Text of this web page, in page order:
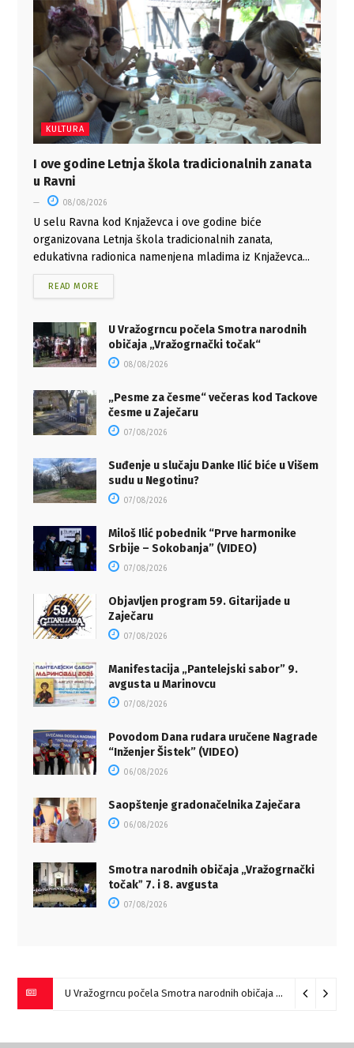
KULTURA
I ove godine Letnja škola tradicionalnih zanata
u Ravni
08/08/2026
U selu Ravna kod Knjaževca i ove godine biće
organizovana Letnja škola tradicionalnih zanata,
edukativna radionica namenjena mladima iz Knjaževca...
READ MORE
U Vražogrncu počela Smotra narodnih
običaja „Vražogrnački točak“
08/08/2026
„Pesme za česme“ večeras kod Tackove
česme u Zaječaru
07/08/2026
Suđenje u slučaju Danke Ilić biće u Višem
sudu u Negotinu?
07/08/2026
Miloš Ilić pobednik “Prve harmonike
Srbije – Sokobanja” (VIDEO)
07/08/2026
Objavljen program 59. Gitarijade u
Zaječaru
07/08/2026
Manifestacija „Pantelejski sabor” 9.
avgusta u Marinovcu
07/08/2026
Povodom Dana rudara uručene Nagrade
“Inženjer Šistek” (VIDEO)
06/08/2026
Saopštenje gradonačelnika Zaječara
06/08/2026
Smotra narodnih običaja „Vražogrnački
točakˮ 7. i 8. avgusta
07/08/2026
U Vražogrncu počela Smotra narodnih običaja „Vražogrnački točak“